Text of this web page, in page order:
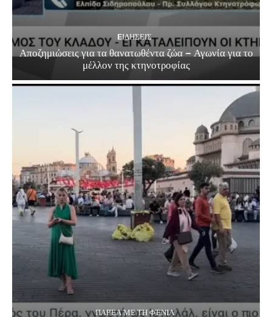
EΙΔΗΣΕΙΣ
Αποζημιώσεις για τα θανατωθέντα ζώα – Αγωνία για το
μέλλον της κτηνοτροφίας
ΠΑΡΈΑ ΜΕ ΤΗ ΦΈΝΙΑ